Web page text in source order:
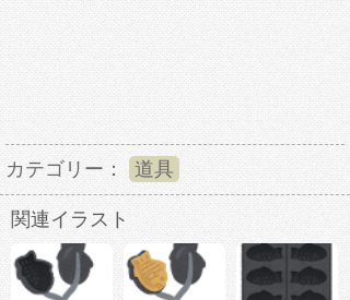
カテゴリー： 道具
関連イラスト